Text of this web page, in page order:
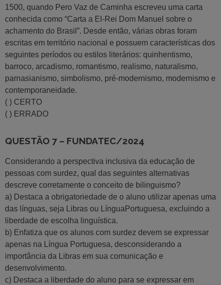
1500, quando Pero Vaz de Caminha escreveu uma carta
conhecida como “Carta a El-Rei Dom Manuel sobre o
achamento do Brasil”. Desde então, várias obras foram
escritas em território nacional e possuem características dos
seguintes períodos ou estilos literários: quinhentismo,
barroco, arcadismo, romantismo, realismo, naturalismo,
parnasianismo, simbolismo, pré-modernismo, modernismo e
contemporaneidade.
( ) CERTO
( ) ERRADO
QUESTÃO 7 – FUNDATEC/2024
Considerando a perspectiva inclusiva da educação de
pessoas com surdez, qual das seguintes alternativas
descreve corretamente o conceito de bilinguismo?
a) Destaca a obrigatoriedade de o aluno utilizar apenas uma
das línguas, seja Libras ou LínguaPortuguesa, excluindo a
liberdade de escolha linguística.
b) Enfatiza que os alunos com surdez devem se expressar
apenas na Língua Portuguesa, desconsiderando a
importância da Libras em sua comunicação e
desenvolvimento.
c) Destaca a liberdade do aluno para se expressar em